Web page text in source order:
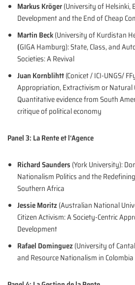
Markus Kröger(University of Helsinki,
Development and the End of Cheap
Martin Beck(University of Kurdistan
(GIGA Hamburg): State, Class, and
Societies: A Revival
Juan Kornblihtt(Conicet / ICI-UNGS/
Appropriation, Extractivism or Natural
Quantitative evidence from South
critique of political economy
Panel 3: La Rente et l‘Agence
Richard Saunders (York University):
Nationalism Politics and the
Southern Africa
Jessie Moritz(Australian National
Citizen Activism: A Society-Centric
Development
Rafael Dominguez(University of
and Resource Nationalism in